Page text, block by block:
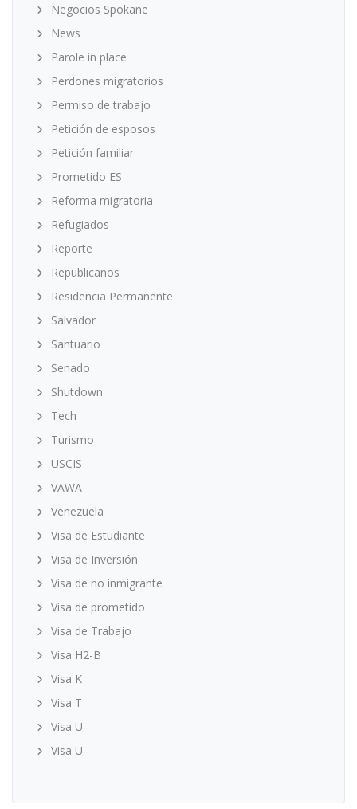
Negocios Spokane
News
Parole in place
Perdones migratorios
Permiso de trabajo
Petición de esposos
Petición familiar
Prometido ES
Reforma migratoria
Refugiados
Reporte
Republicanos
Residencia Permanente
Salvador
Santuario
Senado
Shutdown
Tech
Turismo
USCIS
VAWA
Venezuela
Visa de Estudiante
Visa de Inversión
Visa de no inmigrante
Visa de prometido
Visa de Trabajo
Visa H2-B
Visa K
Visa T
Visa U
Visa U